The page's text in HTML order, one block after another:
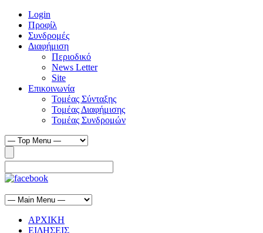
Login
Προφίλ
Συνδρομές
Διαφήμιση
Περιοδικό
News Letter
Site
Επικοινωνία
Τομέας Σύνταξης
Τομέας Διαφήμισης
Τομέας Συνδρομών
ΑΡΧΙΚΗ
ΕΙΔΗΣΕΙΣ